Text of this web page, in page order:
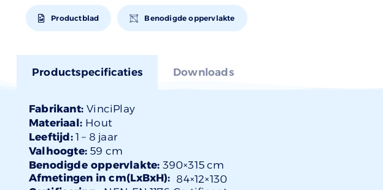
Productblad Benodigde oppervlakte
Productspecificaties Downloads
Fabrikant:VinciPlay
Materiaal: Hout
Leeftijd:1 – 8 jaar
Valhoogte: 59 cm
Benodigde oppervlakte: 390×315 cm
Afmetingen in cm(LxBxH): 84×12×130